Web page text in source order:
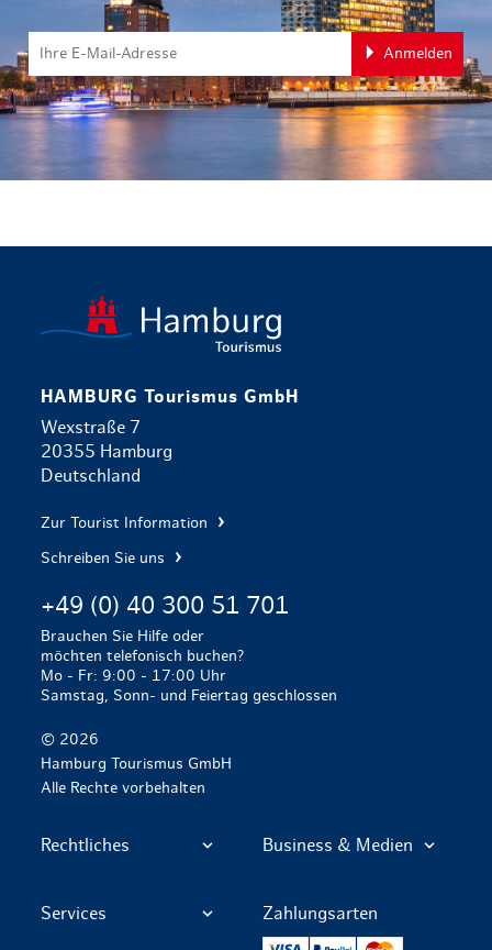
Anmelden
HAMBURG Tourismus GmbH
Wexstraße 7
20355 Hamburg
Deutschland
Zur Tourist Information
Schreiben Sie uns
+49 (0) 40 300 51 701
Brauchen Sie Hilfe oder
möchten telefonisch buchen?
Mo - Fr: 9:00 - 17:00 Uhr
Samstag, Sonn- und Feiertag geschlossen
© 2026
Hamburg Tourismus GmbH
Alle Rechte vorbehalten
Rechtliches Business & Medien
Services Zahlungsarten
VISA PayPal